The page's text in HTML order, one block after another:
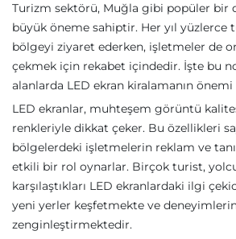
Turizm sektörü, Muğla gibi popüler bir
büyük öneme sahiptir. Her yıl yüzlerce
bölgeyi ziyaret ederken, işletmeler de
çekmek için rekabet içindedir. İşte bu
alanlarda LED ekran kiralamanın önemi
LED ekranlar, muhteşem görüntü
renkleriyle dikkat çeker. Bu özellikleri
bölgelerdeki işletmelerin reklam ve
etkili bir rol oynarlar. Birçok turist,
karşılaştıkları LED ekranlardaki ilgi
yeni yerler keşfetmekte ve
zenginleştirmektedir.